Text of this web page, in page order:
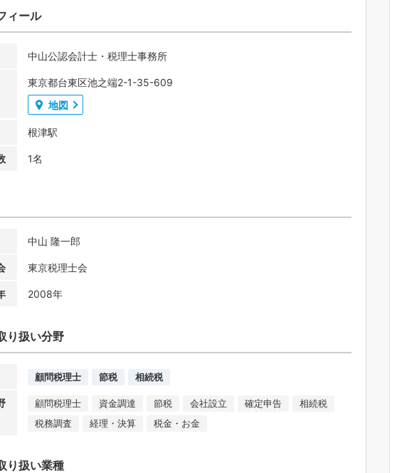
ィール
中山公認会計士・税理士事務所
東京都台東区池之端2-1-35-609
地図
根津駅
1名
中山 隆一郎
東京税理士会
2008年
り扱い分野
顧問税理士 節税 相続税
顧問税理士 資金調達 節税 会社設立 確定申告
相続税
税務調査
経理・決算 税金・お金
り扱い業種